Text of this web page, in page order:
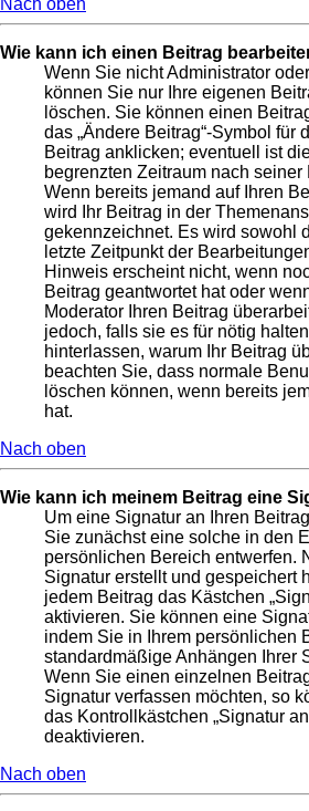
Wie kann ich einen Beitrag
Wenn Sie nicht Administrator
können Sie nur Ihre eigenen
löschen. Sie können einen
das „Ändere Beitrag“-Symbol für
Beitrag anklicken; eventuell ist
begrenzten Zeitraum nach
Wenn bereits jemand auf Ihren
wird Ihr Beitrag in der
gekennzeichnet. Es wird sowohl
letzte Zeitpunkt der
Hinweis erscheint nicht, wenn
Beitrag geantwortet hat oder
Moderator Ihren Beitrag
jedoch, falls sie es für nötig
hinterlassen, warum Ihr Beitrag
beachten Sie, dass normale
löschen können, wenn bereits
hat.
Nach oben
Wie kann ich meinem Beitrag eine
Um eine Signatur an Ihren
Sie zunächst eine solche in den
persönlichen Bereich entwerfen.
Signatur erstellt und gespeichert
jedem Beitrag das Kästchen
aktivieren. Sie können eine
indem Sie in Ihrem persönlichen
standardmäßige Anhängen Ihrer
Wenn Sie einen einzelnen
Signatur verfassen möchten, so
das Kontrollkästchen „Signatur
deaktivieren.
Nach oben